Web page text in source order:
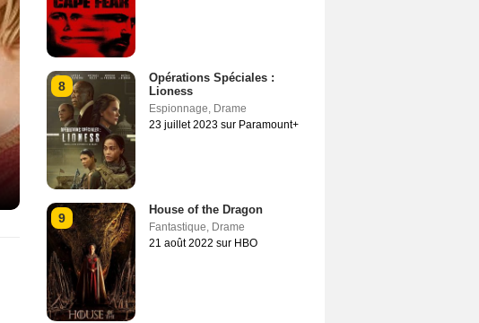
8
Opérations Spéciales :
Lioness
Espionnage, Drame
23 juillet 2023 sur Paramount+
9
House of the Dragon
Fantastique, Drame
21 août 2022 sur HBO